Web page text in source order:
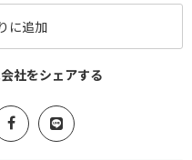
に追加
社をシェアする